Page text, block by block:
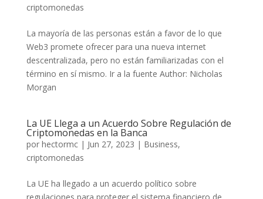
criptomonedas
La mayoría de las personas están a favor de lo que
Web3 promete ofrecer para una nueva internet
descentralizada, pero no están familiarizadas con el
término en sí mismo. Ir a la fuente Author: Nicholas
Morgan
La UE Llega a un Acuerdo Sobre Regulación de
Criptomonedas en la Banca
por hectormc| Jun 27, 2023 | Business,
criptomonedas
La UE ha llegado a un acuerdo político sobre